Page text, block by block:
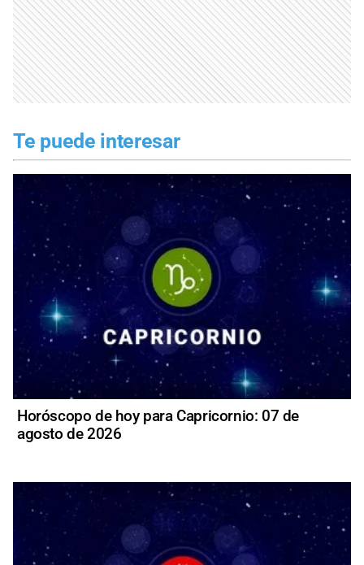
Te puede interesar
Horóscopo de hoy para Capricornio: 07 de
agosto de 2026